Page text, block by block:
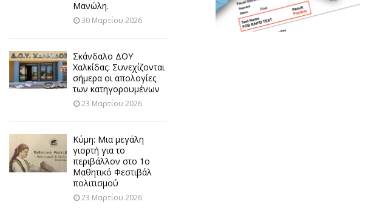
Μανώλη.
30 Μαρτίου 2026
Σκάνδαλο ΔΟΥ
Χαλκίδας: Συνεχίζονται
σήμερα οι απολογίες
των κατηγορουμένων
23 Μαρτίου 2026
Κύμη: Μια μεγάλη
γιορτή για το
περιβάλλον στο 1ο
Μαθητικό Φεστιβάλ
πολιτισμού
23 Μαρτίου 2026